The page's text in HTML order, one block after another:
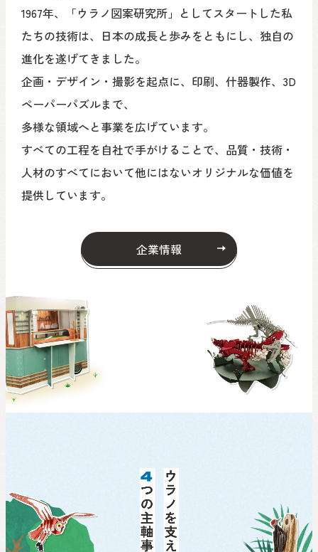
1967年、「ウラノ図案研究所」としてスタートした私
たちの技術は、 日本の成長と歩みをともにし、独自の
進化を遂げてきました。
企画・デザイン・撮影を起点に、印刷、什器製作、3D
ペーパーパズルまで、
多様な領域へと事業を広げています。
すべての工程を自社で手がけることで、品質・技術・
人材のすべてにおいて他にはないオリジナルな価値を
提供しています。
企業情報